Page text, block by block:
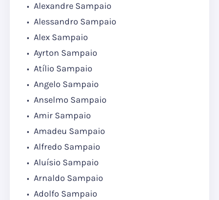
Alexandre Sampaio
Alessandro Sampaio
Alex Sampaio
Ayrton Sampaio
Atílio Sampaio
Angelo Sampaio
Anselmo Sampaio
Amir Sampaio
Amadeu Sampaio
Alfredo Sampaio
Aluísio Sampaio
Arnaldo Sampaio
Adolfo Sampaio